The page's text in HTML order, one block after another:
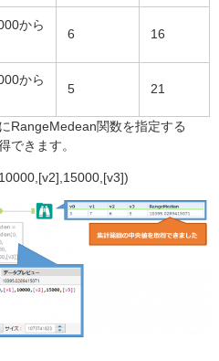
から
6 16
から
5 21
RangeMedean関数を指定する
できます。